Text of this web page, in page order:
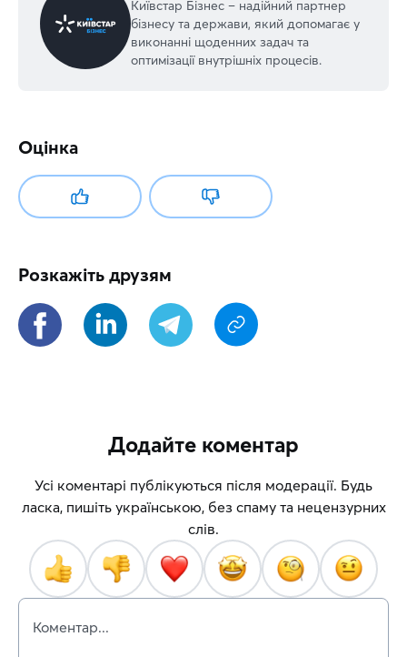
Київстар Бізнес – надійний партнер
бізнесу та держави, який допомагає у
виконанні щоденних задач та
оптимізації внутрішніх процесів.
Оцінка
Розкажіть друзям
Додайте коментар
Усі коментарі публікуються після модерації. Будь
ласка, пишіть українською, без спаму та нецензурних
слів.
Коментар...